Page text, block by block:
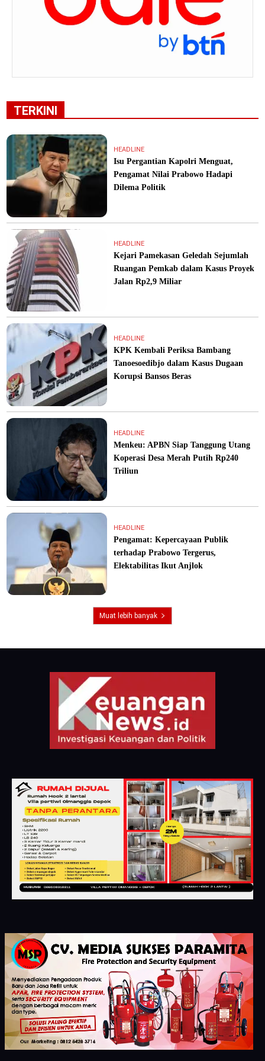
TERKINI
HEADLINE
Isu Pergantian Kapolri Menguat,
Pengamat Nilai Prabowo Hadapi
Dilema Politik
HEADLINE
Kejari Pamekasan Geledah Sejumlah
Ruangan Pemkab dalam Kasus Proyek
Jalan Rp2,9 Miliar
HEADLINE
KPK Kembali Periksa Bambang
Tanoesoedibjo dalam Kasus Dugaan
Korupsi Bansos Beras
HEADLINE
Menkeu: APBN Siap Tanggung Utang
Koperasi Desa Merah Putih Rp240
Triliun
HEADLINE
Pengamat: Kepercayaan Publik
terhadap Prabowo Tergerus,
Elektabilitas Ikut Anjlok
Muat lebih banyak